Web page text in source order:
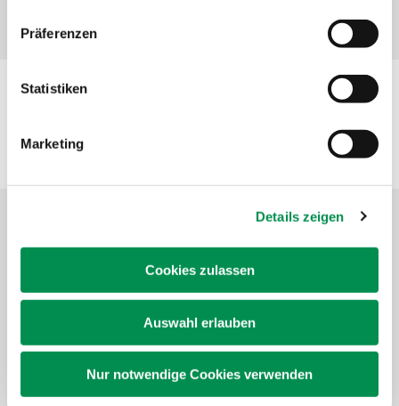
Präferenzen
Statistiken
Marketing
Details zeigen
Cookies zulassen
Auswahl erlauben
Nur notwendige Cookies verwenden
Solveig Ohlmer